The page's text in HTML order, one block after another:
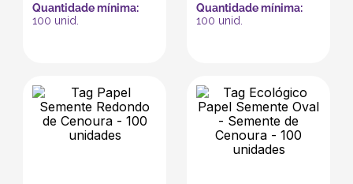
Quantidade mínima:
100 unid.
Quantidade mínima:
100 unid.